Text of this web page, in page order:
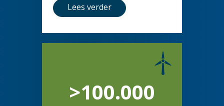
Lees verder
>100.000